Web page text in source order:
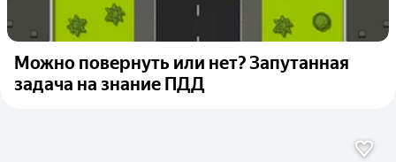
Можно повернуть или нет? Запутанная
задача на знание ПДД